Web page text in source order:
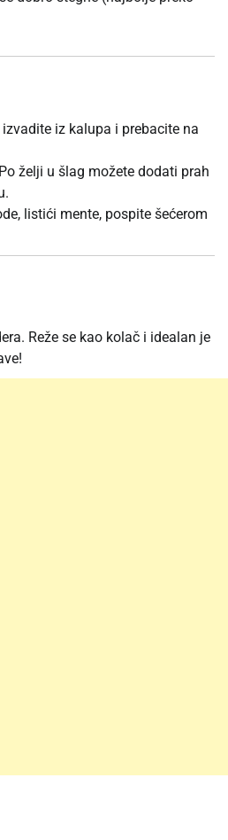
iz kalupa i prebacite na
želji u šlag možete dodati prah
listići mente, pospite šećerom
Reže se kao kolač i idealan je